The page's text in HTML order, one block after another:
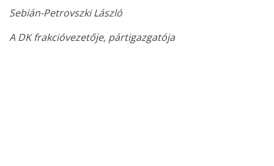
Sebián-Petrovszki László
A DK frakcióvezetője, pártigazgatója